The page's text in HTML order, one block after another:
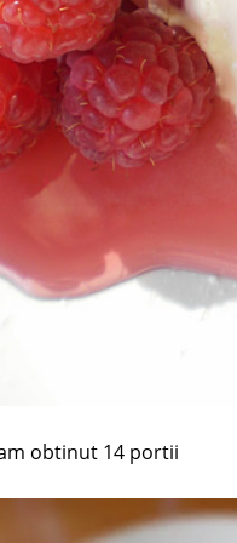
obtinut 14 portii